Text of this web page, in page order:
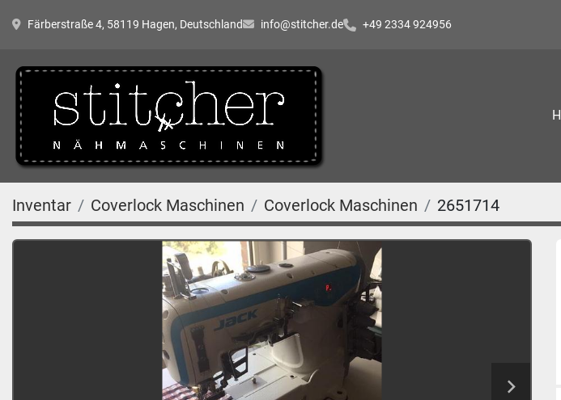
Färberstraße 4, 58119 Hagen, Deutschland info@stitcher.de +49 2334 924956
Inventar Coverlock Maschinen Coverlock Maschinen 2651714